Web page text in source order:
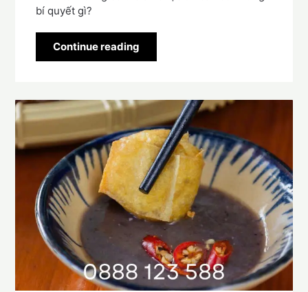
bí quyết gì?
Continue reading